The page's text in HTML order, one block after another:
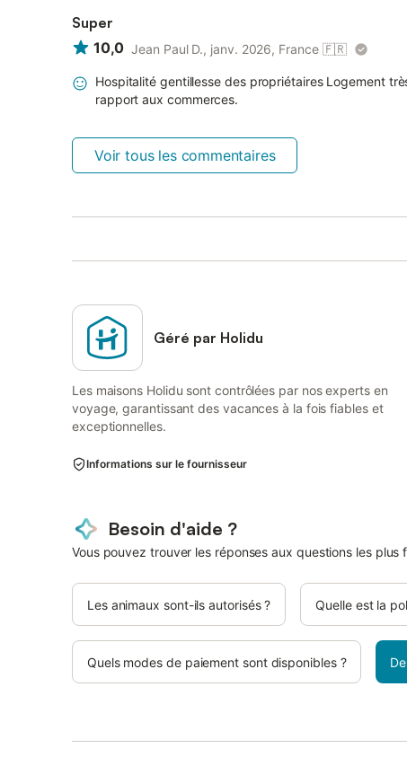
Super
10,0 Jean Paul D., janv. 2026, France 🇫🇷
Hospitalité gentillesse des propriétaires Logement
rapport aux commerces.
Voir tous les commentaires
Géré par Holidu
Les maisons Holidu sont contrôlées par nos experts en
voyage, garantissant des vacances à la fois fiables et
exceptionnelles.
Informations sur le fournisseur
Besoin d'aide ?
Vous pouvez trouver les réponses aux questions les plus
Les animaux sont-ils autorisés ? Quelle est la
Quels modes de paiement sont disponibles ?